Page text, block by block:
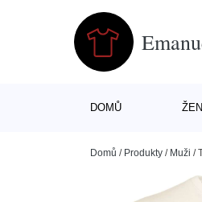
DOMŮ
Domů / Produkty / Muži /